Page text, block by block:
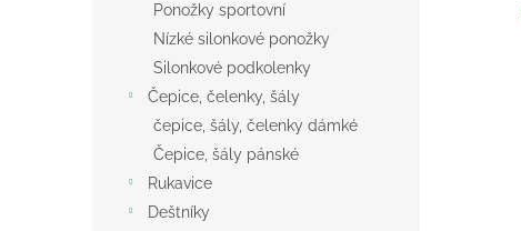
Ponožky sportovní
Nízké silonkové ponožky
Silonkové podkolenky
Čepice, čelenky, šály
čepice, šály, čelenky dámké
Čepice, šály pánské
Rukavice
Deštníky